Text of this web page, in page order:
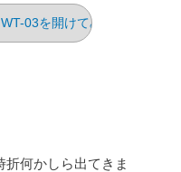
WT-03を開けてみる
折何かしら出てきま